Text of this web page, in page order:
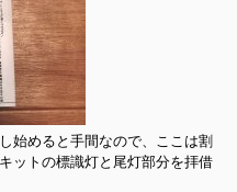
始めると手間なので、ここは割
ットの標識灯と尾灯部分を拝借